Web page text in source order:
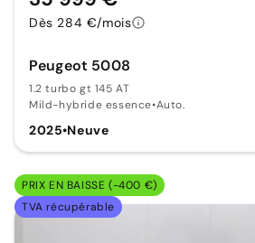
Peugeot 5008
1.2 turbo gt 145 AT
Mild-hybride essence•Auto.
2025•Neuve
Dès 284 €/mois
PRIX EN BAISSE (-400 €)
TVA récupérable